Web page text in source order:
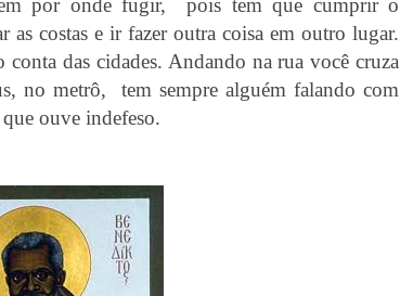
as costas e ir fazer outra coisa em outro lugar.
conta das cidades. Andando na rua você cruza
no metrô, tem sempre alguém falando com
ouve indefeso.